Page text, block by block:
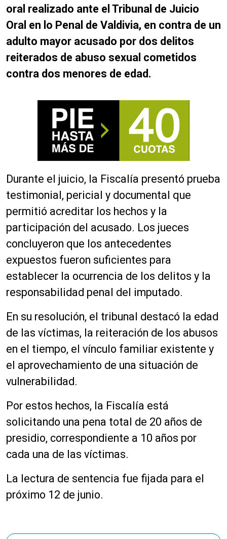
oral realizado ante el Tribunal de Juicio
Oral en lo Penal de Valdivia, en contra de un
adulto mayor acusado por dos delitos
reiterados de abuso sexual cometidos
contra dos menores de edad.
Durante el juicio, la Fiscalía presentó prueba
testimonial, pericial y documental que
permitió acreditar los hechos y la
participación del acusado. Los jueces
concluyeron que los antecedentes
expuestos fueron suficientes para
establecer la ocurrencia de los delitos y la
responsabilidad penal del imputado.
En su resolución, el tribunal destacó la edad
de las víctimas, la reiteración de los abusos
en el tiempo, el vínculo familiar existente y
el aprovechamiento de una situación de
vulnerabilidad.
Por estos hechos, la Fiscalía está
solicitando una pena total de 20 años de
presidio, correspondiente a 10 años por
cada una de las víctimas.
La lectura de sentencia fue fijada para el
próximo 12 de junio.